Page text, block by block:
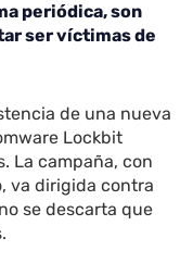
periódica, son
ser víctimas de
de una nueva
Lockbit
La campaña, con
va dirigida contra
se descarta que